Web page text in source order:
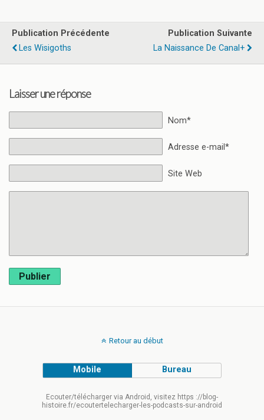
Publication Précédente
Les Wisigoths
Publication Suivante
La Naissance De Canal+
Laisser une réponse
Nom*
Adresse e-mail*
Site Web
Publier
Retour au début
Mobile Bureau
Ecouter/télécharger via Android, visitez https ://blog-
histoire.fr/ecoutertelecharger-les-podcasts-sur-android